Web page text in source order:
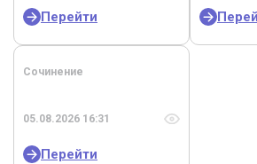
Перейти
Сочинение
05.08.2026 16:31
Перейти